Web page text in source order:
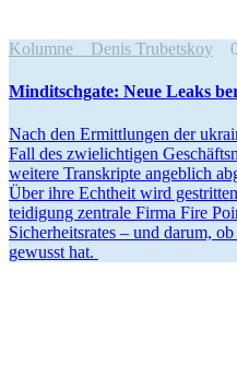
Kolumne Denis Trubetskoy
Min­dit­sch­gate: Neue Leaks
Nach den Ermitt­lun­gen der
Fall des zwie­lich­ti­gen
weitere Tran­skripte angeb­lich
Über ihre Echt­heit wird
tei­di­gung zen­trale Firma Fire
Sicher­heits­ra­tes – und darum,
gewusst hat.